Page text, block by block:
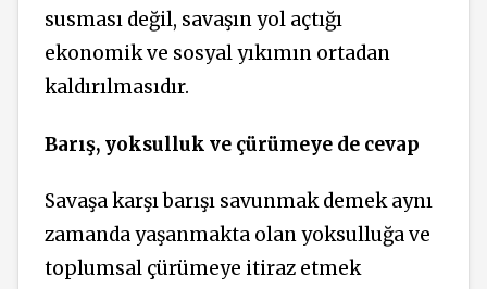
susması değil, savaşın yol açtığı
ekonomik ve sosyal yıkımın ortadan
kaldırılmasıdır.
Barış, yoksulluk ve çürümeye de cevap
Savaşa karşı barışı savunmak demek aynı
zamanda yaşanmakta olan yoksulluğa ve
toplumsal çürümeye itiraz etmek